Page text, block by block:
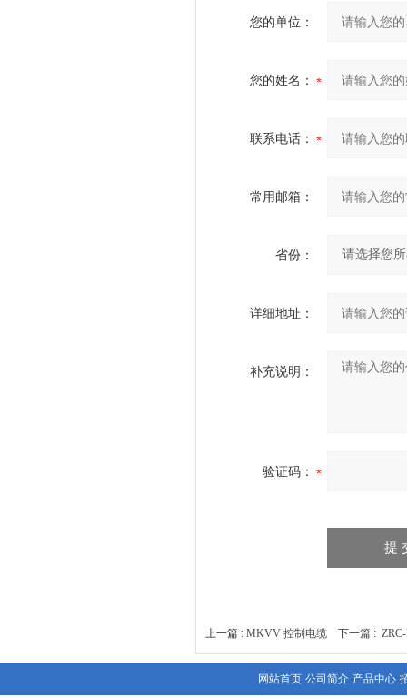
您的单位：
您的姓名：
联系电话：
常用邮箱：
省份：
详细地址：
补充说明：
验证码：
上一篇 : MKVV 控制电缆 下一篇 :
网站首页 公司简介 产品中心